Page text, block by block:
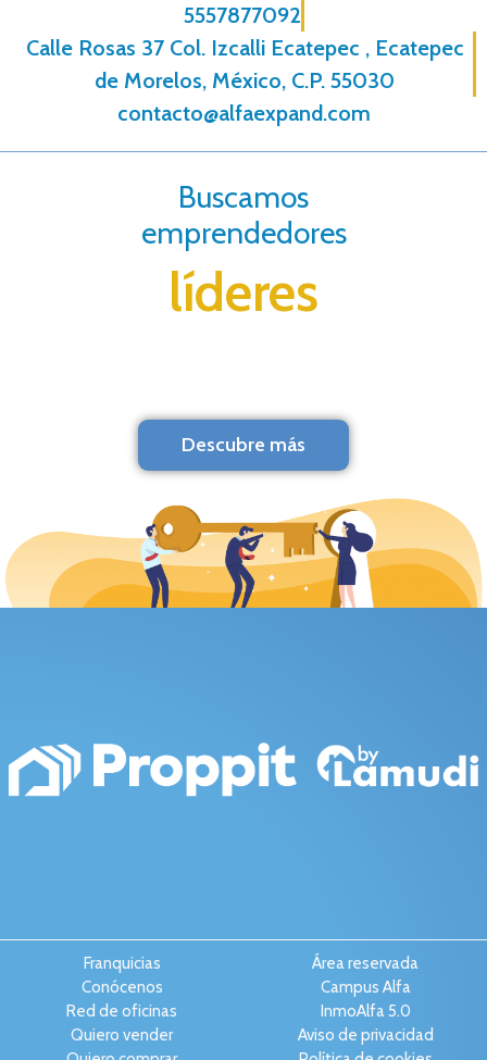
5557877092
Calle Rosas 37 Col. Izcalli Ecatepec , Ecatepec
de Morelos, México, C.P. 55030
contacto@alfaexpand.com
Buscamos
emprendedores
líderes
Descubre más
Franquicias
Conócenos
Red de oficinas
Quiero vender
Área reservada
Campus Alfa
InmoAlfa 5.0
Aviso de privacidad